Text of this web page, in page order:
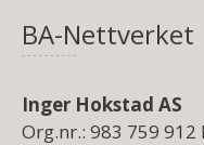
BA-Nettverket
Inger Hokstad AS
Org.nr.: 983 759 912